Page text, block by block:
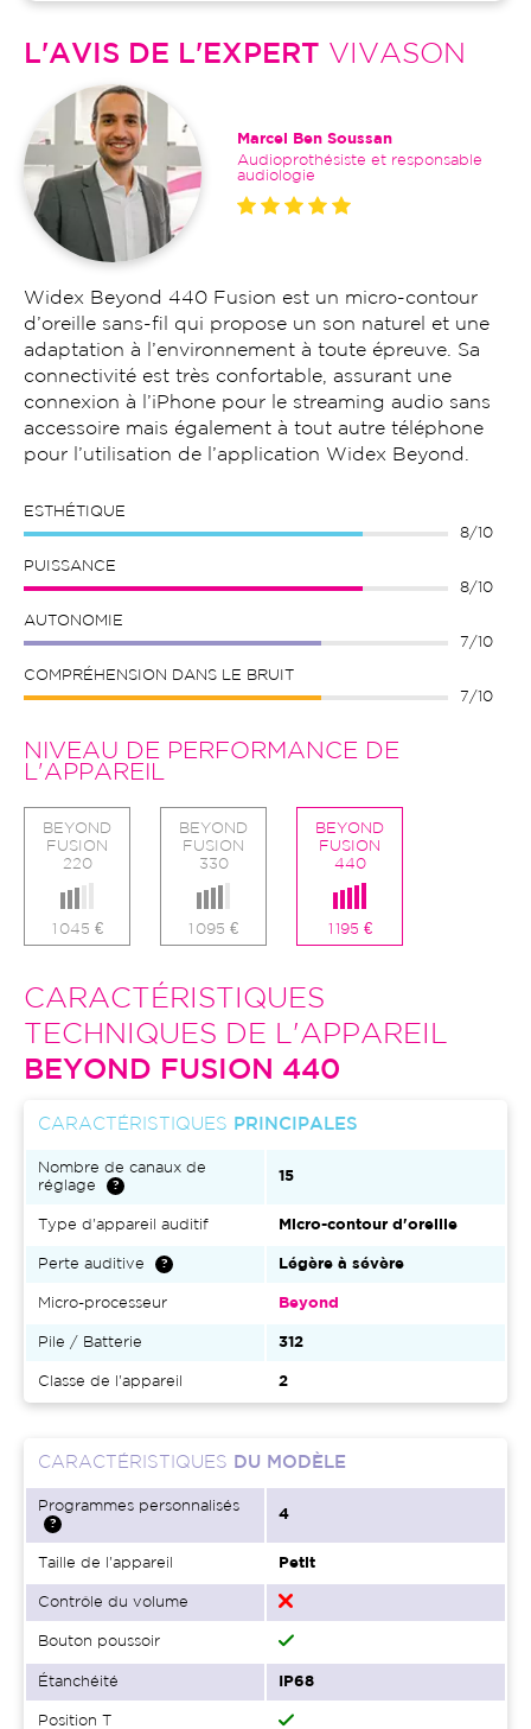
L'AVIS DE L'EXPERT VIVASON
Marcel Ben Soussan
Audioprothésiste et responsable
audiologie
Widex Beyond 440 Fusion est un micro-contour
d’oreille sans-fil qui propose un son naturel et une
adaptation à l’environnement à toute épreuve. Sa
connectivité est très confortable, assurant une
connexion à l’iPhone pour le streaming audio sans
accessoire mais également à tout autre téléphone
pour l’utilisation de l’application Widex Beyond.
ESTHÉTIQUE
8/10
PUISSANCE
8/10
AUTONOMIE
7/10
COMPRÉHENSION DANS LE BRUIT
7/10
NIVEAU DE PERFORMANCE DE
L'APPAREIL
BEYOND
FUSION
220
1 045 €
BEYOND
FUSION
330
1 095 €
BEYOND
FUSION
440
1 195 €
CARACTÉRISTIQUES
TECHNIQUES DE L'APPAREIL
BEYOND FUSION 440
CARACTÉRISTIQUES PRINCIPALES
Nombre de canaux de
réglage
15
Type d'appareil auditif Micro-contour d'oreille
Perte auditive Légère à sévère
Micro-processeur Beyond
Pile / Batterie 312
Classe de l'appareil 2
CARACTÉRISTIQUES DU MODÈLE
Programmes personnalisés
4
Taille de l'appareil Petit
Contrôle du volume
Bouton poussoir
Étanchéité IP68
Position T